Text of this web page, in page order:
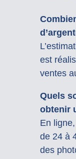
est
ventes
Quels
obtenir
En
de 24 à
des